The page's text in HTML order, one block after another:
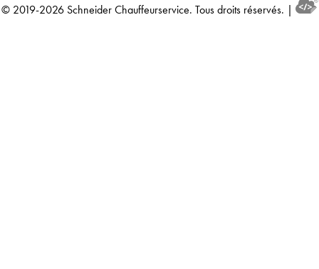
© 2019-2026 Schneider Chauffeurservice. Tous droits réservés. |